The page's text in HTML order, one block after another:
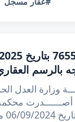
بالرسم
القرار: 03/11/2025
لدى التعقيب نيا